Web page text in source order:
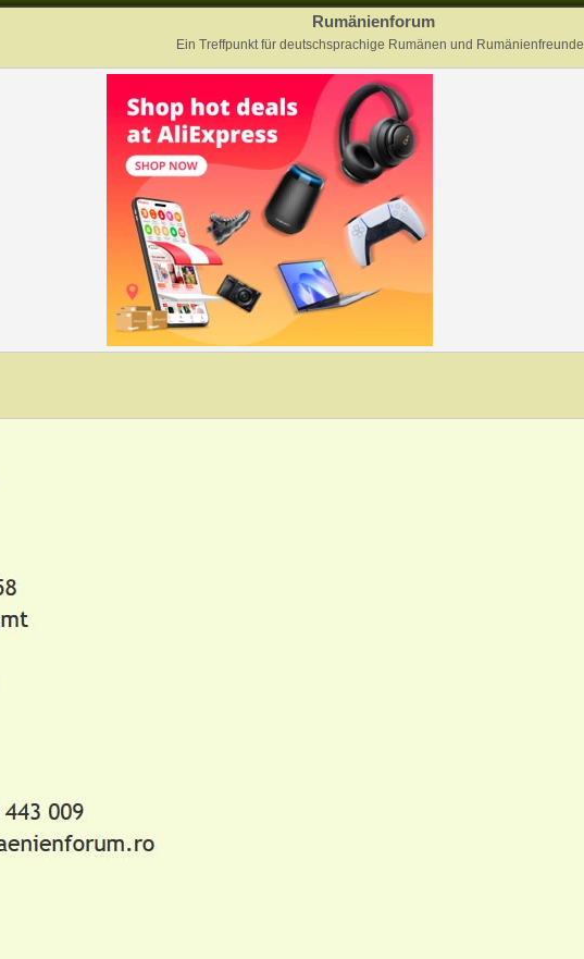
Rumänienforum
Ein Treffpunkt für deutschsprachige Rumänen und Rumänienfreunde